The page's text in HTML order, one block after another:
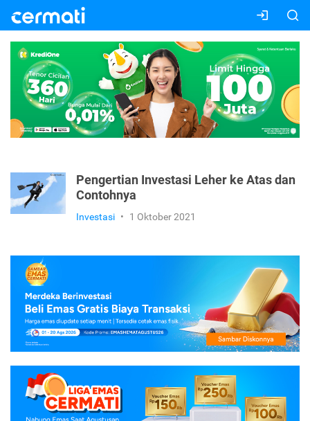
Pengertian Investasi Leher ke Atas dan
Contohnya
Investasi • 1 Oktober 2021